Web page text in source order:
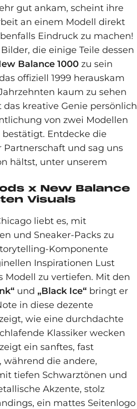
gut ankam, scheint ihre
an einem Modell direkt
Eindruck zu machen!
die einige Teile dessen
Balance 1000 zu sein
offiziell 1999 herauskam
kaum zu sehen
kreative Genie persönlich
von zwei Modellen
Entdecke die
Partnerschaft und sag uns
hältst, unter unserem
x New Balance
Visuals
liebt es, mit
und Sneaker-Packs zu
Komponente
Inspirationen Lust
Modell zu vertiefen. Mit den
und „Black Ice“ bringt er
in diese dezente
wie eine durchdachte
Klassiker wecken
ein sanftes, fast
während die andere,
tiefen Schwarztönen und
Akzente, stolz
ein mattes Seitenlogo